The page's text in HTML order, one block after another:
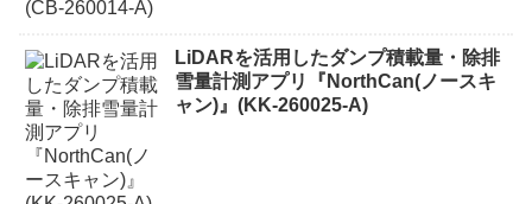
LiDARを活用したダンプ積載量・除排
雪量計測アプリ『NorthCan(ノースキ
ャン)』(KK-260025-A)